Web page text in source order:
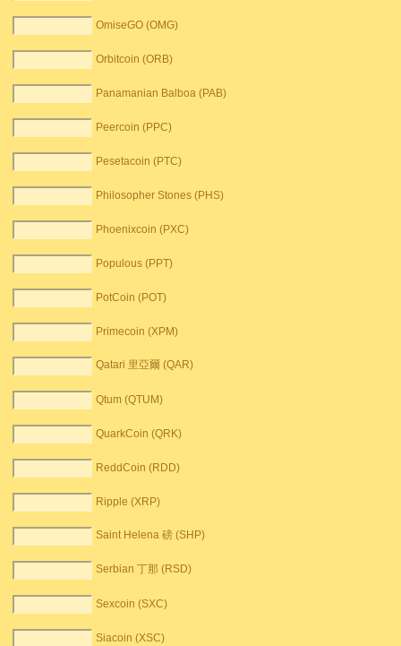
OmiseGO (OMG)
Orbitcoin (ORB)
Panamanian Balboa (PAB)
Peercoin (PPC)
Pesetacoin (PTC)
Philosopher Stones (PHS)
Phoenixcoin (PXC)
Populous (PPT)
PotCoin (POT)
Primecoin (XPM)
Qatari 里亞爾 (QAR)
Qtum (QTUM)
QuarkCoin (QRK)
ReddCoin (RDD)
Ripple (XRP)
Saint Helena 磅 (SHP)
Serbian 丁那 (RSD)
Sexcoin (SXC)
Siacoin (XSC)